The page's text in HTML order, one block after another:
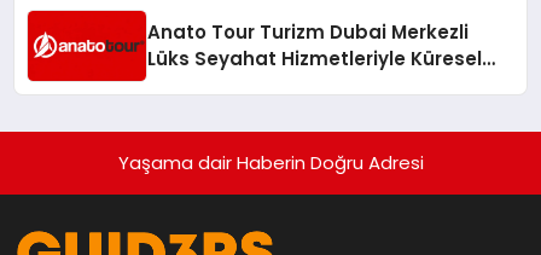
Anato Tour Turizm Dubai Merkezli
Lüks Seyahat Hizmetleriyle Küresel
Yaşama dair Haberin Doğru Adresi